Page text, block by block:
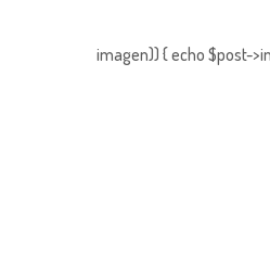
imagen)) { echo $post-